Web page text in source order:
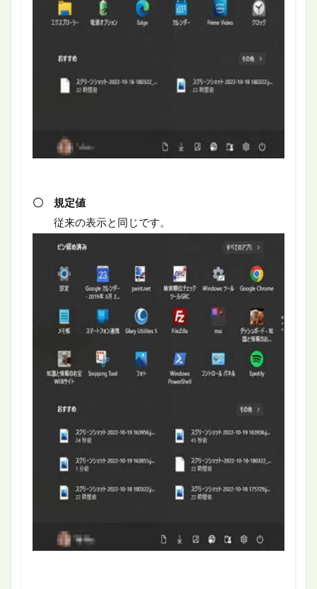
〇 規定値
従来の表示と同じです。